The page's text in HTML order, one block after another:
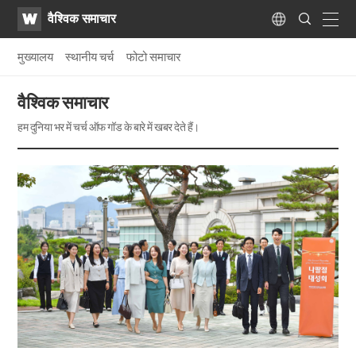
WATVवैश्विक समाचार Language
Search
Submit
मुख्यालय स्थानीय चर्च फोटो समाचार
वैश्विक समाचार
हम दुनिया भर में चर्च ऑफ गॉड के बारे में खबर देते हैं।